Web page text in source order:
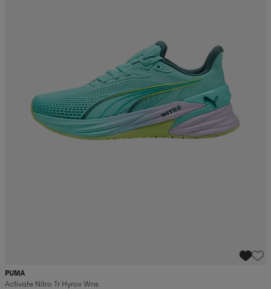
PUMA
Activate Nitro Tr Hyrox Wns